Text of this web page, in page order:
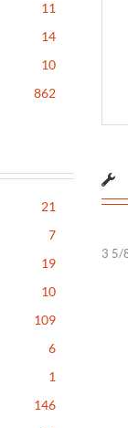
11
14
10
862
21
7
19
10
109
6
1
146
3 5/